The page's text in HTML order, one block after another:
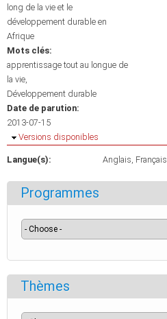
long de la vie et le
développement durable en
Afrique
Mots clés:
apprentissage tout au longue de
la vie
Développement durable
Date de parution:
2013-07-15
Masquer
Versions disponibles
Langue(s): Anglais Français
Programmes
Thèmes